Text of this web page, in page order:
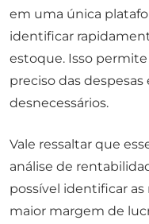
em uma única
identificar
estoque. Isso
preciso das despesas
desnecessários.
Vale ressaltar que
análise de
possível identificar
maior margem de